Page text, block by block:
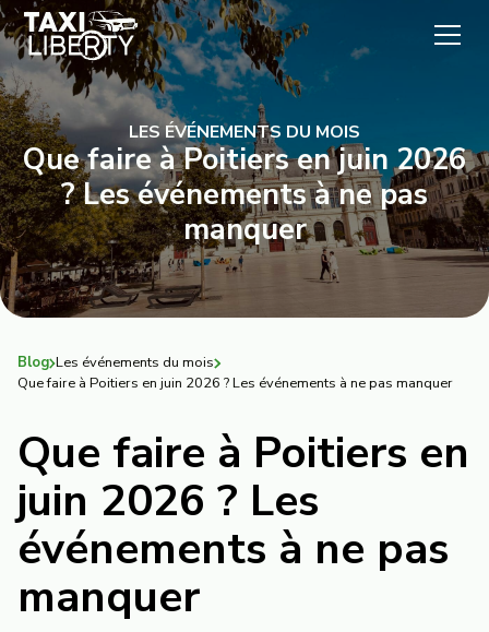
LES ÉVÉNEMENTS DU MOIS
Que faire à Poitiers en juin 2026
? Les événements à ne pas
manquer
Blog Les événements du mois
Que faire à Poitiers en juin 2026 ? Les événements à ne pas manquer
Que faire à Poitiers en
juin 2026 ? Les
événements à ne pas
manquer